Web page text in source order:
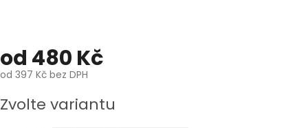
od 480 Kč
od 397 Kč bez DPH
cena:
Zvolte variantu